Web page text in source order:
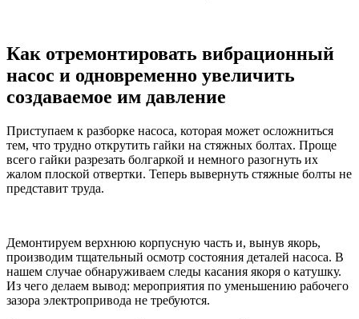
Как отремонтировать вибрационный
насос и одновременно увеличить
создаваемое им давление
Приступаем к разборке насоса, которая может осложниться
тем, что трудно открутить гайки на стяжных болтах. Проще
всего гайки разрезать болгаркой и немного разогнуть их
жалом плоской отвертки. Теперь вывернуть стяжные болты не
представит труда.
Демонтируем верхнюю корпусную часть и, вынув якорь,
производим тщательный осмотр состояния деталей насоса. В
нашем случае обнаруживаем следы касания якоря о катушку.
Из чего делаем вывод: мероприятия по уменьшению рабочего
зазора электропривода не требуются.